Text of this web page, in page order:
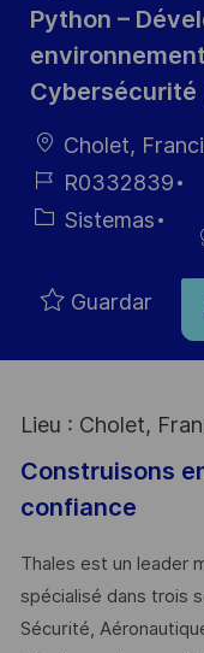
Python –
Cybersécurité
Ubicación
Cholet,
ID de
empleo
R0332839
Categoría
Sistemas
Guardar
Lieu : Cholet,
Construisons
confiance
Thales est un leader
spécialisé dans trois
Sécurité,